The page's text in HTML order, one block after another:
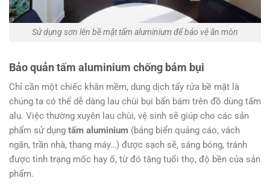
Sử dụng sơn lên bề mặt tấm aluminium để bảo vệ ăn mòn
Bảo quản tấm aluminium chống bám bụi
Chỉ cần một chiếc khăn mềm, dung dịch tẩy rửa bề mặt là
chúng ta có thể dễ dàng lau chùi bụi bẩn bám trên đồ dùng tấm
alu. Việc thường xuyên lau chùi, vệ sinh sẽ giúp cho các sản
phẩm sử dụng tấm aluminium (bảng biển quảng cáo, vách
ngăn, trần nhà, thang máy…) được sạch sẽ, sáng bóng, tránh
được tình trạng mốc hay ố, từ đó tăng tuổi thọ, độ bền của sản
phẩm.